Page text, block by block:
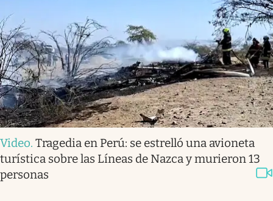
Video. Tragedia en Perú: se estrelló una avioneta
turística sobre las Líneas de Nazca y murieron 13
personas